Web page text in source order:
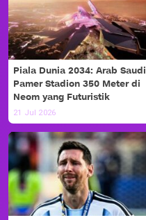
Piala Dunia 2034: Arab Saudi
Pamer Stadion 350 Meter di
Neom yang Futuristik
21 Jul 2026